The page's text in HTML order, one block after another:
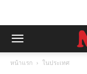
หน้าแรก ในประเทศ